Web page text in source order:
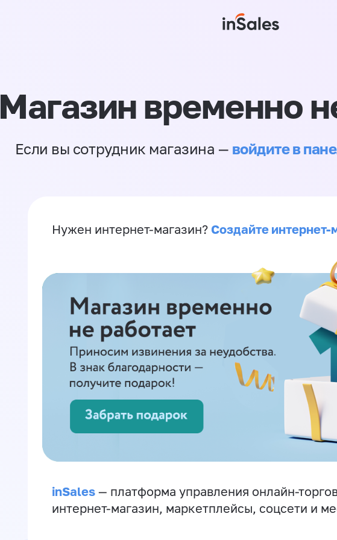
Магазин временно
Если вы сотрудник магазина — войдите в
Нужен интернет-магазин? Создайте интернет-
inSales — платформа управления онлайн-
интернет-магазин, маркетплейсы, соцсети и